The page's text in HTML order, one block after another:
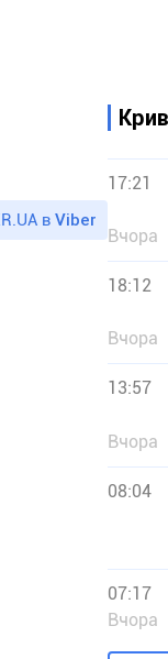
в Viber
17:21
Вчора
18:12
Вчора
13:57
Вчора
08:04
07:17
Вчора